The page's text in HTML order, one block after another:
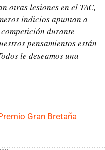
otras lesiones en el TAC,
indicios apuntan a
durante
pensamientos están
le deseamos una
Gran Bretaña